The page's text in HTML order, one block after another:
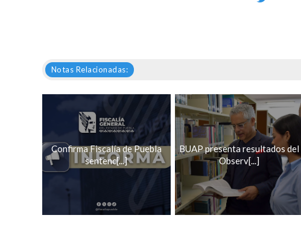
Notas Relacionadas:
Confirma Fiscalía de Puebla
sentenc[...]
BUAP presenta resultados del
Observ[...]